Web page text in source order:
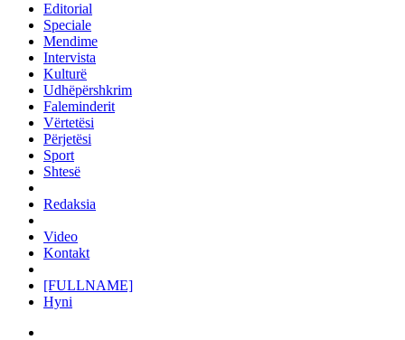
Editorial
Speciale
Mendime
Intervista
Kulturë
Udhëpërshkrim
Faleminderit
Vërtetësi
Përjetësi
Sport
Shtesë
Redaksia
Video
Kontakt
[FULLNAME]
Hyni